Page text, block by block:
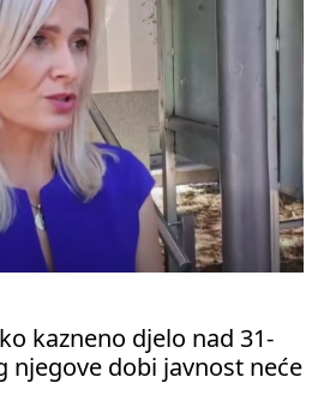
kazneno djelo nad 31-
njegove dobi javnost neće